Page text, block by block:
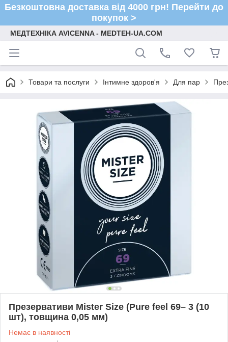
Безкоштовна доставка від 4000 грн! Перейти до
покупок >
МЕДТЕХНІКА AVICENNA - MEDTEH-UA.COM
Товари та послуги Інтимне здоров'я Для пар
Презервативи Mister Size (Pure feel 69– 3 (10
шт), товщина 0,05 мм)
Немає в наявності